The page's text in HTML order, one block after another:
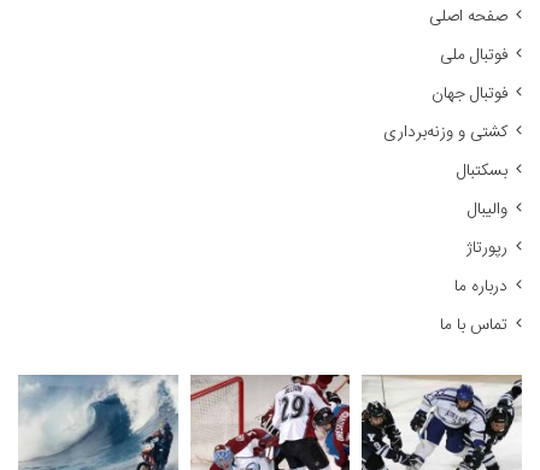
صفحه اصلی
فوتبال ملی
فوتبال جهان
کشتی و وزنه‌برداری
بسکتبال
والیبال
رپورتاژ
درباره ما
تماس با ما